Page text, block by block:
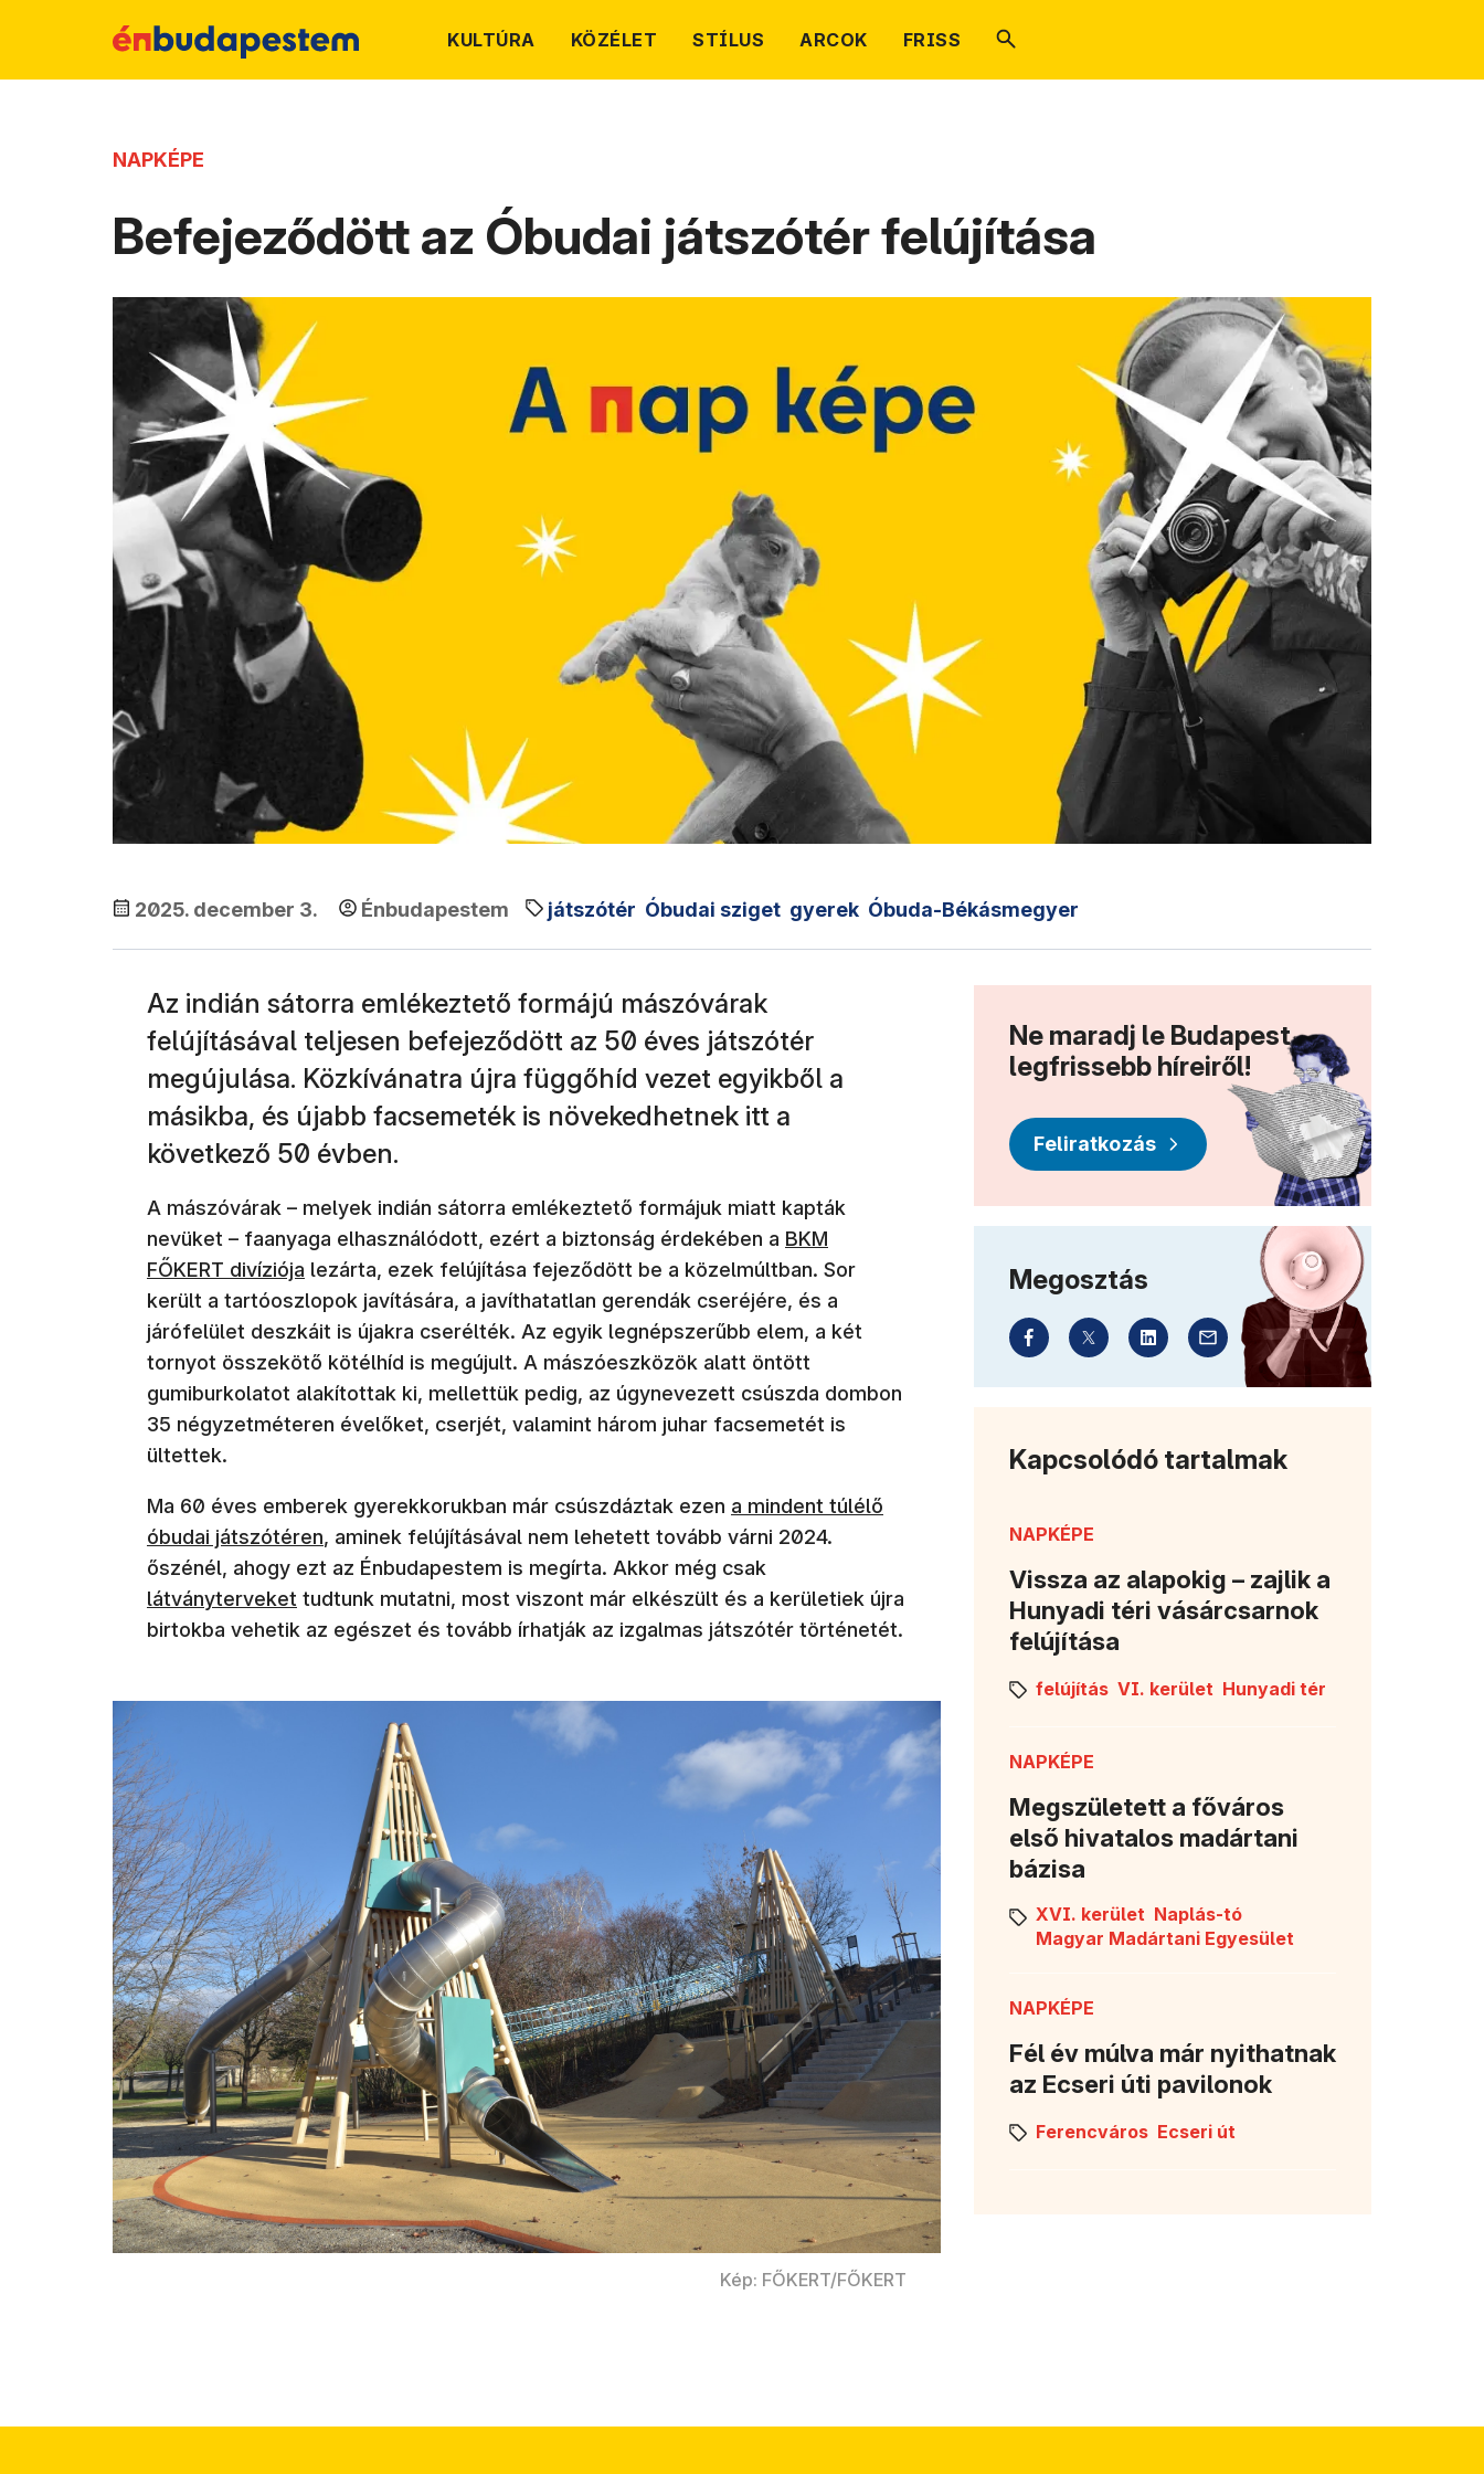
KULTÚRA KÖZÉLET STÍLUS ARCOK FRISS
NAPKÉPE
Befejeződött az Óbudai játszótér felújítása
2025. december 3. Énbudapestem játszótér Óbudai sziget gyerek Óbuda-Békásmegyer
Az indián sátorra emlékeztető formájú mászóvárak
felújításával teljesen befejeződött az 50 éves játszótér
megújulása. Közkívánatra újra függőhíd vezet egyikből a
másikba, és újabb facsemeték is növekedhetnek itt a
következő 50 évben.
A mászóvárak – melyek indián sátorra emlékeztető formájuk miatt kapták
nevüket – faanyaga elhasználódott, ezért a biztonság érdekében a (új ablakban nyílik meg)
BKM
FŐKERT divíziója lezárta, ezek felújítása fejeződött be a közelmúltban. Sor
került a tartóoszlopok javítására, a javíthatatlan gerendák cseréjére, és a
járófelület deszkáit is újakra cserélték. Az egyik legnépszerűbb elem, a két
tornyot összekötő kötélhíd is megújult. A mászóeszközök alatt öntött
gumiburkolatot alakítottak ki, mellettük pedig, az úgynevezett csúszda dombon
35 négyzetméteren évelőket, cserjét, valamint három juhar facsemetét is
ültettek.
Ma 60 éves emberek gyerekkorukban már csúszdáztak ezen a mindent túlélő
óbudai játszótéren, aminek felújításával nem lehetett tovább várni 2024.
őszénél, ahogy ezt az Énbudapestem is megírta. Akkor még csak
látványterveket tudtunk mutatni, most viszont már elkészült és a kerületiek újra
birtokba vehetik az egészet és tovább írhatják az izgalmas játszótér történetét.
Kép: FŐKERT/FŐKERT
Ne maradj le Budapest
legfrissebb híreiről!
Feliratkozás
Megosztás
Kapcsolódó tartalmak
NAPKÉPE
Vissza az alapokig – zajlik a
Hunyadi téri vásárcsarnok
felújítása
felújítás VI. kerület Hunyadi tér
NAPKÉPE
Megszületett a főváros
első hivatalos madártani
bázisa
XVI. kerület Naplás-tó
Magyar Madártani Egyesület
NAPKÉPE
Fél év múlva már nyithatnak
az Ecseri úti pavilonok
Ferencváros Ecseri út